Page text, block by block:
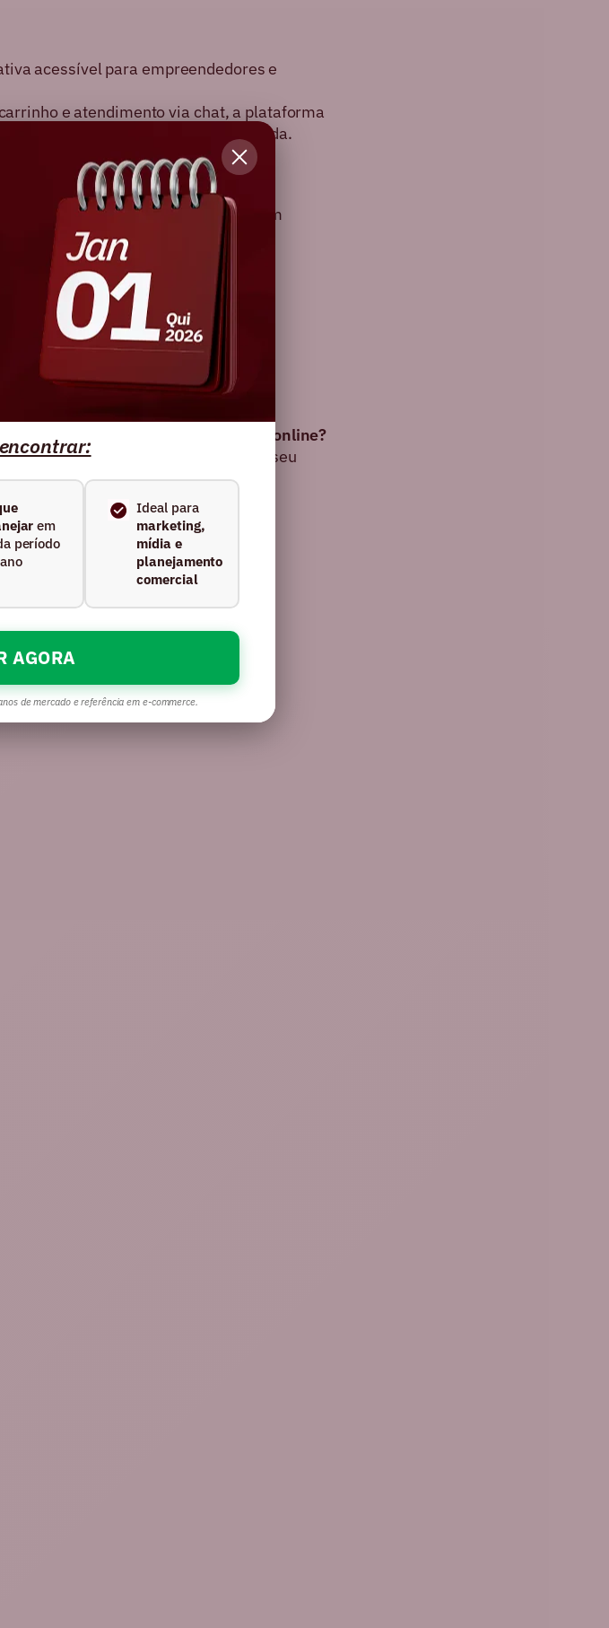
acessível para empreendedores e
e atendimento via chat, a plataforma
e quer expandir de forma estruturada.
o seu e-commerce?
que realmente faz diferença é ter um
evoluir seu projeto.
(VTEX, Shopify, Linx e outras);
tráfego e conversão;
e soluções de pagamento.
vender mais e escalar seu negócio online?
de e-commerce é a ideal para o seu
o seu negócio!
seu site?
VTEX 2025: entre os parceiros mais
em
período
Ideal para
marketing,
mídia e
planejamento
comercial
AGORA
de mercado e referência em e-commerce.